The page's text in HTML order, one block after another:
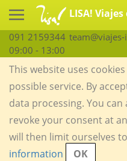
LISA!
091 2159344
09:00 - 13:00
This website uses
possible service. By
data processing. You can
revoke your consent at
will then limit ourselves
information
OK